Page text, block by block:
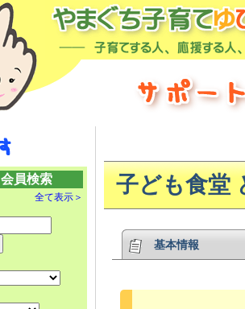
会員検索
全て表示＞ 子ども食堂
基本情報